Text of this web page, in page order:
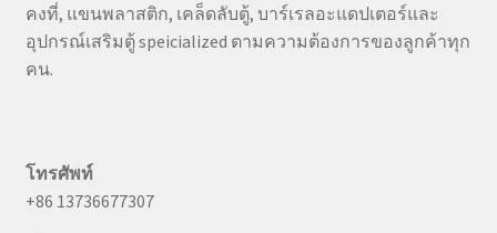
คงที่, แขนพลาสติก, เคล็ดลับตู้, บาร์เรลอะแดปเตอร์และ
อุปกรณ์เสริมตู้ speicialized ตามความต้องการของลูกค้าทุก
คน.
โทรศัพท์
+86 13736677307